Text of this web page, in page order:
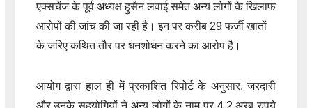
एक्सचेंज के पूर्व अध्यक्ष हुसैन लवाई समेत अन्य लोगों के खिलाफ
आरोपों की जांच की जा रही है। इन पर करीब 29 फर्जी खातों
के जरिए कथित तौर पर धनशोधन करने का आरोप है।
आयोग द्वारा हाल ही में प्रकाशित रिपोर्ट के अनुसार, जरदारी